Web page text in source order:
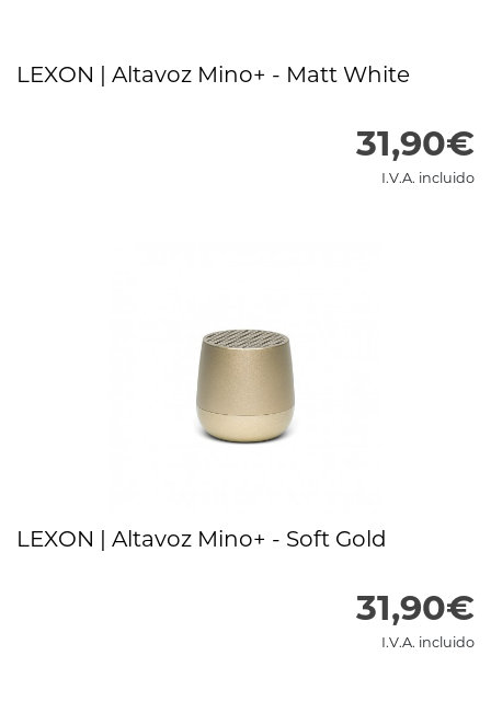
LEXON | Altavoz Mino+ - Matt White
31,90€
I.V.A. incluido
LEXON | Altavoz Mino+ - Soft Gold
31,90€
I.V.A. incluido